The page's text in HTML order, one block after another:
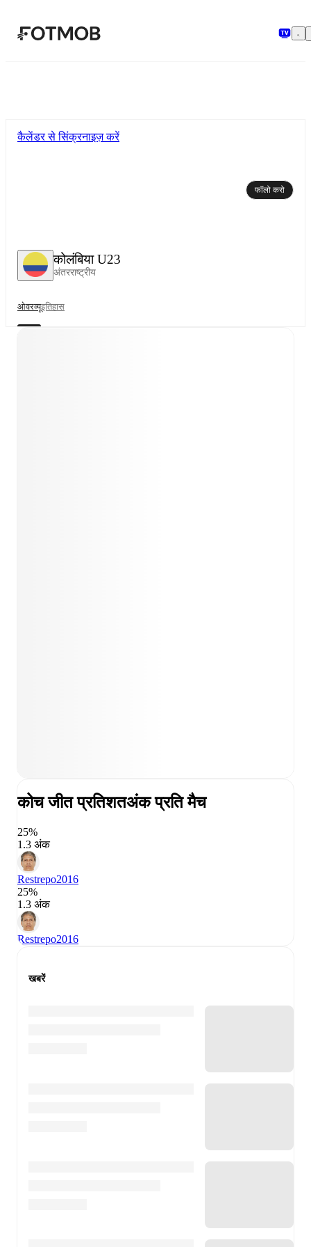
कोलंबिया U23
अंतरराष्ट्रीय
कैलेंडर से सिंक्रनाइज़ करें
फॉलो करो
ओवरव्यूइतिहास
कोच जीत प्रतिशतअंक प्रति मैच
25%
1.3 अंक
Restrepo2016
25%
1.3 अंक
Restrepo2016
खबरें